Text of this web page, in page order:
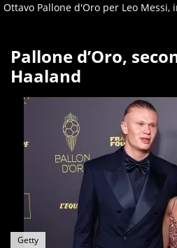
Ottavo Pallone d'Oro per Leo Messi,
Pallone d’Oro,
Haaland
Getty